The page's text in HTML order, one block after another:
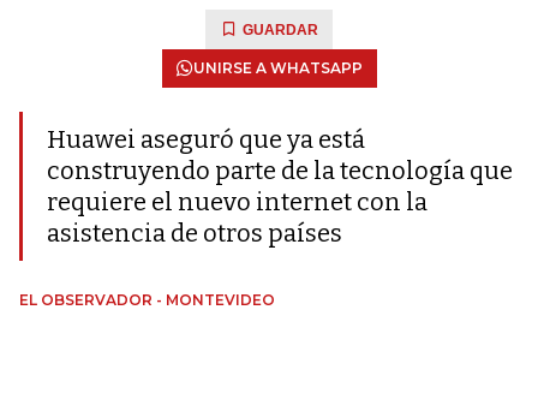
GUARDAR
UNIRSE A WHATSAPP
Huawei aseguró que ya está
construyendo parte de la tecnología que
requiere el nuevo internet con la
asistencia de otros países
EL OBSERVADOR - MONTEVIDEO